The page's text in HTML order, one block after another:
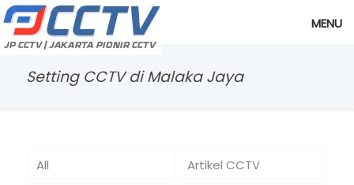
MENU
Setting CCTV di Malaka Jaya
All
Artikel CCTV